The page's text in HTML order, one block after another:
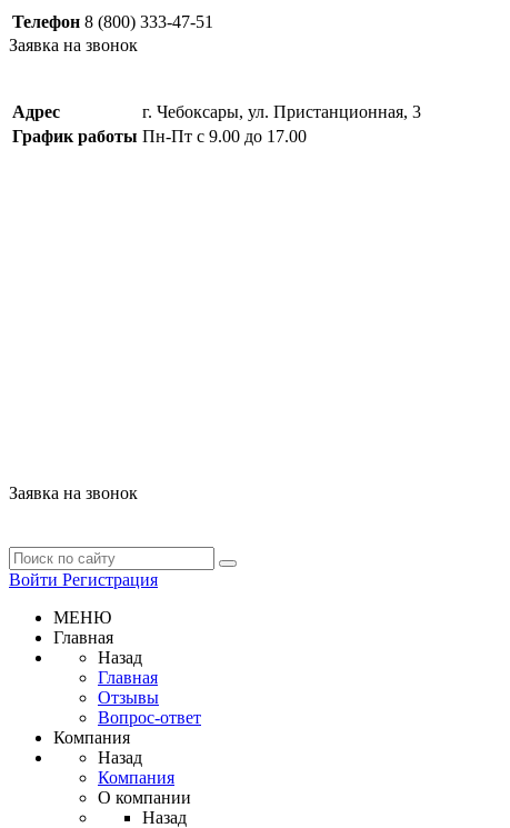
Телефон 8 (800) 333-47-51
Заявка на звонок
Адрес
г. Чебоксары, ул. Пристанционная, 3
График работы Пн-Пт с 9.00 до 17.00
Заявка на звонок
Войти Регистрация
МЕНЮ
Главная
Назад
Главная
Отзывы
Вопрос-ответ
Компания
Назад
Компания
О компании
Назад